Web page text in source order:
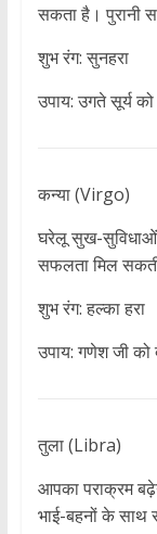
सकता है। पुरानी
शुभ रंग: सुनहरा
उपाय: उगते सूर्य को
कन्या (Virgo)
घरेलू सुख-सुविधाओं
सफलता मिल
शुभ रंग: हल्का हरा
उपाय: गणेश जी को
तुला (Libra)
आपका पराक्रम
भाई-बहनों के साथ